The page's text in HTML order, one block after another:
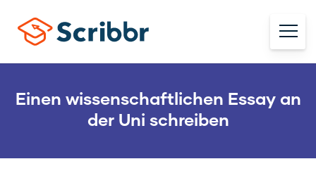
Einen wissenschaftlichen Essay an
der Uni schreiben